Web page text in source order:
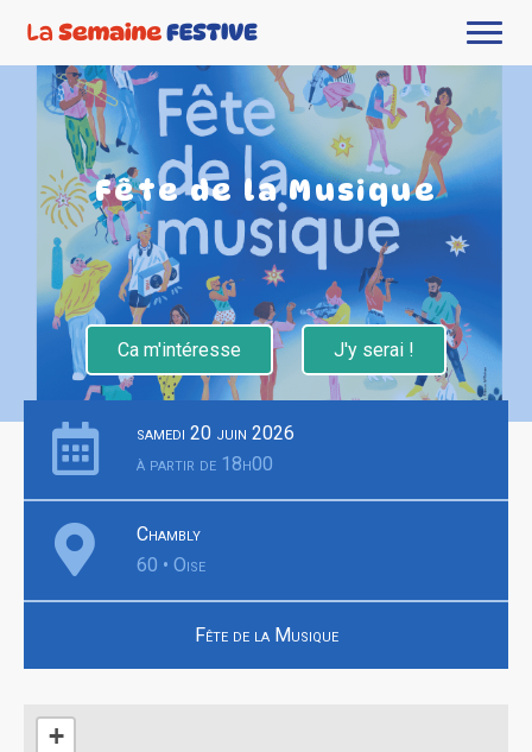
Fête de la Musique
Ca m'intéresse J'y serai !
samedi 20 juin 2026
à partir de 18h00
Chambly
60 • Oise
Fête de la Musique
+